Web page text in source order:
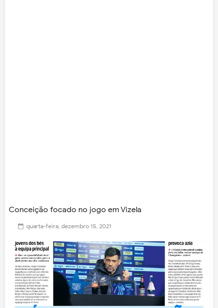
Conceição focado no jogo em Vizela
quarta-feira, dezembro 15, 2021